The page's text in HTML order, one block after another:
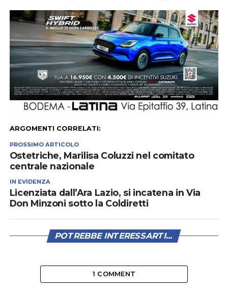
ARGOMENTI CORRELATI:
PROSSIMO ARTICOLO
Ostetriche, Marilisa Coluzzi nel comitato
centrale nazionale
IN EVIDENZA
Licenziata dall’Ara Lazio, si incatena in Via
Don Minzoni sotto la Coldiretti
POTREBBE INTERESSARTI...
1 COMMENT